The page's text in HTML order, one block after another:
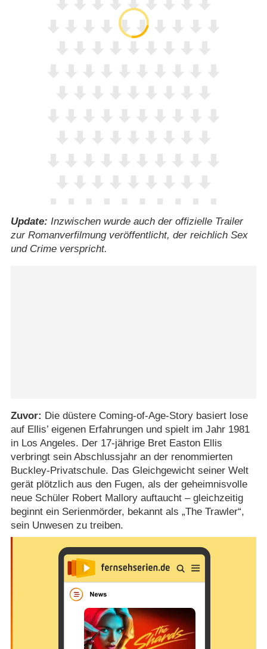
Update: Inzwischen wurde auch der offizielle Trailer
zur Romanverfilmung veröffentlicht, der reichlich Sex
und Crime verspricht.
Zuvor: Die düstere Coming-of-Age-Story basiert lose
auf Ellis’ eigenen Erfahrungen und spielt im Jahr 1981
in Los Angeles. Der 17-jährige Bret Easton Ellis
verbringt sein Abschlussjahr an der renommierten
Buckley-Privatschule. Das Gleichgewicht seiner Welt
gerät plötzlich aus den Fugen, als der geheimnisvolle
neue Schüler Robert Mallory auftaucht – gleichzeitig
beginnt ein Serienmörder, bekannt als „The Trawler“,
sein Unwesen zu treiben.